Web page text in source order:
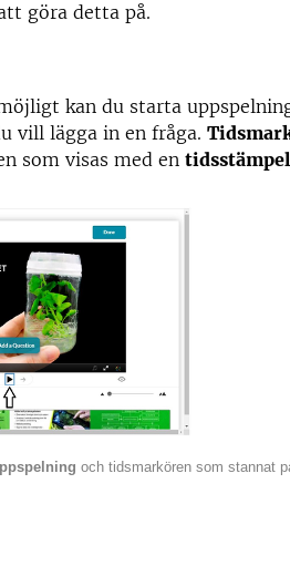
göra detta på.
kan du starta
vill lägga in en fråga.
som visas med en
och tidsmarkören som stannat